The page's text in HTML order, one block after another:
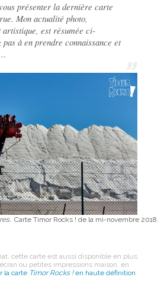
présenter la dernière carte
Mon actualité photo,
est résumée ci-
pas à en prendre connaissance et
Carte Timor Rocks ! de la mi-novembre 2018.
cette carte est aussi disponible en plus
ou petites impressions maison, en
la carte Timor Rocks !en haute définition